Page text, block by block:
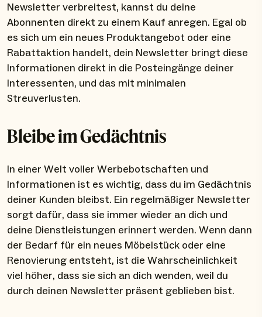
Newsletter verbreitest, kannst du deine
Abonnenten direkt zu einem Kauf anregen. Egal ob
es sich um ein neues Produktangebot oder eine
Rabattaktion handelt, dein Newsletter bringt diese
Informationen direkt in die Posteingänge deiner
Interessenten, und das mit minimalen
Streuverlusten.
Bleibe im Gedächtnis
In einer Welt voller Werbebotschaften und
Informationen ist es wichtig, dass du im Gedächtnis
deiner Kunden bleibst. Ein regelmäßiger Newsletter
sorgt dafür, dass sie immer wieder an dich und
deine Dienstleistungen erinnert werden. Wenn dann
der Bedarf für ein neues Möbelstück oder eine
Renovierung entsteht, ist die Wahrscheinlichkeit
viel höher, dass sie sich an dich wenden, weil du
durch deinen Newsletter präsent geblieben bist.